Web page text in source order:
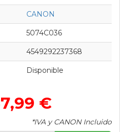
CANON
5074C036
4549292237368
Disponible
€
*IVA y CANON Incluido